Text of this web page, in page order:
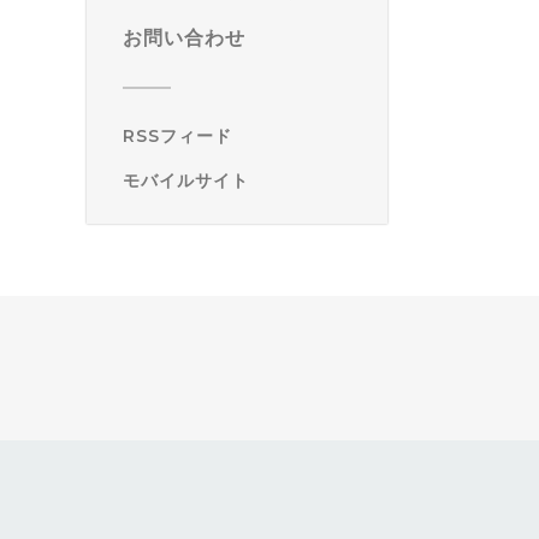
お問い合わせ
RSSフィード
モバイルサイト